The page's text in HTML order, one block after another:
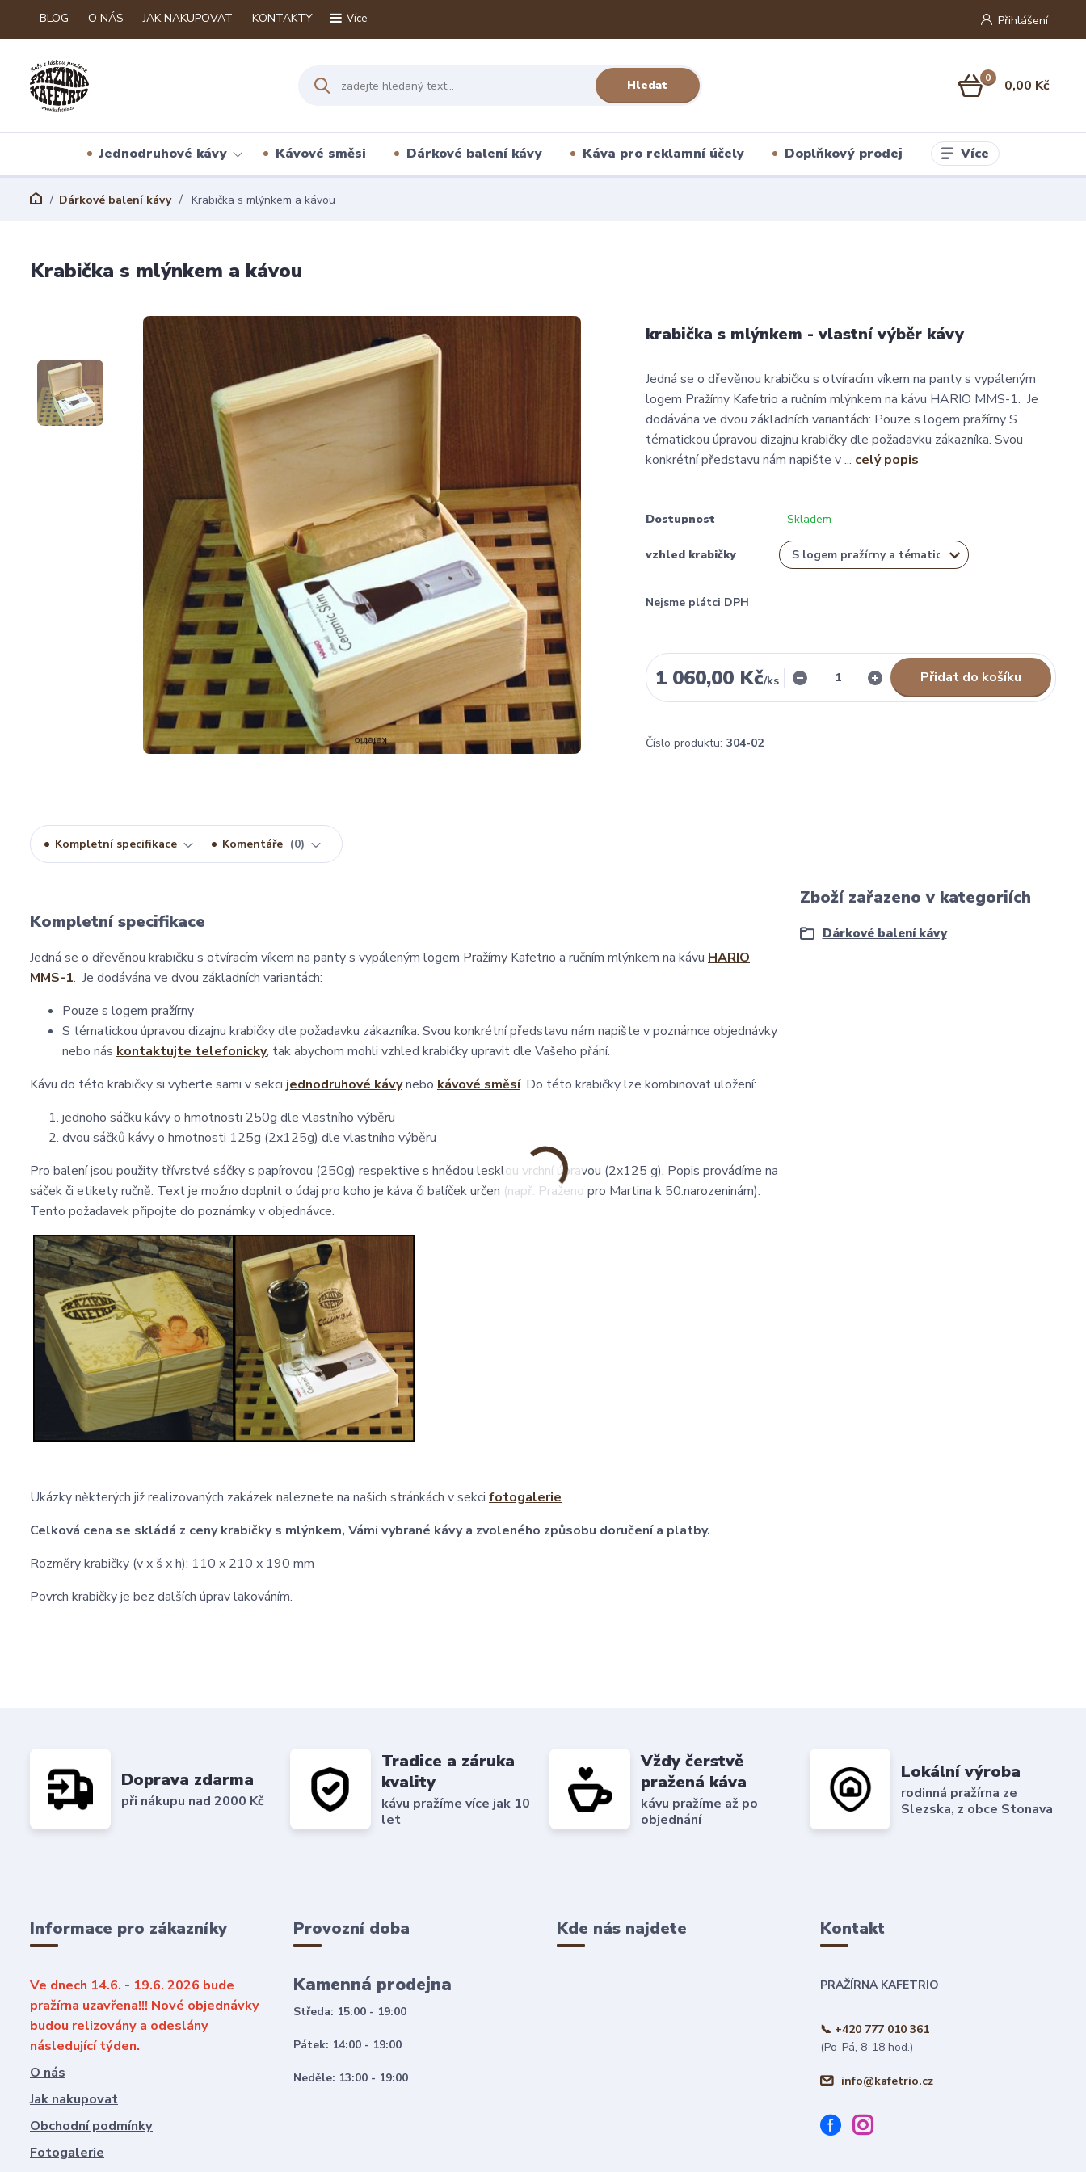
BLOG O NÁS JAK NAKUPOVAT KONTAKTY Více Přihlášení
Hledat 0 0,00 Kč
Jednodruhové kávy Kávové směsi Dárkové balení kávy Káva pro reklamní účely Doplňkový prodej Více
Dárkové balení kávy Krabička s mlýnkem a kávou
Krabička s mlýnkem a kávou
krabička s mlýnkem - vlastní výběr kávy
Jedná se o dřevěnou krabičku s otvíracím víkem na panty s vypáleným
logem Pražírny Kafetrio a ručním mlýnkem na kávu HARIO MMS-1. Je
dodávána ve dvou základních variantách: Pouze s logem pražírny S
tématickou úpravou dizajnu krabičky dle požadavku zákazníka. Svou
konkrétní představu nám napište v ... celý popis
Dostupnost Skladem
vzhled krabičky
Nejsme plátci DPH
1 060,00 Kč/ks Přidat do košíku
Číslo produktu: 304-02
Kompletní specifikace Komentáře 0
Kompletní specifikace
Jedná se o dřevěnou krabičku s otvíracím víkem na panty s vypáleným logem Pražírny Kafetrio a ručním mlýnkem na kávu HARIO
MMS-1. Je dodávána ve dvou základních variantách:
Pouze s logem pražírny
S tématickou úpravou dizajnu krabičky dle požadavku zákazníka. Svou konkrétní představu nám napište v poznámce objednávky
nebo nás kontaktujte telefonicky, tak abychom mohli vzhled krabičky upravit dle Vašeho přání.
Kávu do této krabičky si vyberte sami v sekci jednodruhové kávynebo kávové směsí. Do této krabičky lze kombinovat uložení:
jednoho sáčku kávy o hmotnosti 250g dle vlastního výběru
dvou sáčků kávy o hmotnosti 125g (2x125g) dle vlastního výběru
Pro balení jsou použity třívrstvé sáčky s papírovou (250g) respektive s hnědou lesklou vrchní úpravou (2x125 g). Popis provádíme na
sáček či etikety ručně. Text je možno doplnit o údaj pro koho je káva či balíček určen (např. Praženo pro Martina k 50.narozeninám).
Tento požadavek připojte do poznámky v objednávce.
Ukázky některých již realizovaných zakázek naleznete na našich stránkách v sekci fotogalerie.
Celková cena se skládá z ceny krabičky s mlýnkem, Vámi vybrané kávy a zvoleného způsobu doručení a platby.
Rozměry krabičky (v x š x h): 110 x 210 x 190 mm
Povrch krabičky je bez dalších úprav lakováním.
Zboží zařazeno v kategoriích
Dárkové balení kávy
Doprava zdarma
při nákupu nad 2000 Kč
Tradice a záruka
kvality
kávu pražíme více jak 10
let
Vždy čerstvě
pražená káva
kávu pražíme až po
objednání
Lokální výroba
rodinná pražírna ze
Slezska, z obce Stonava
Informace pro zákazníky
Ve dnech 14.6. - 19.6. 2026 bude
pražírna uzavřena!!! Nové objednávky
budou relizovány a odeslány
následující týden.
O nás
Jak nakupovat
Obchodní podmínky
Fotogalerie
Provozní doba
Kamenná prodejna
Středa: 15:00 - 19:00
Pátek: 14:00 - 19:00
Neděle: 13:00 - 19:00
Kde nás najdete Kontakt
PRAŽÍRNA KAFETRIO
📞 +420 777 010 361
(Po-Pá, 8-18 hod.)
info@kafetrio.cz